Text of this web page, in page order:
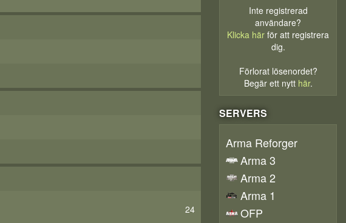
24
Inte registrerad
användare?
Klicka här för att registrera
dig.
Förlorat lösenordet?
Begär ett nytt här.
SERVERS
Arma Reforger
Arma 3
Arma 2
Arma 1
OFP